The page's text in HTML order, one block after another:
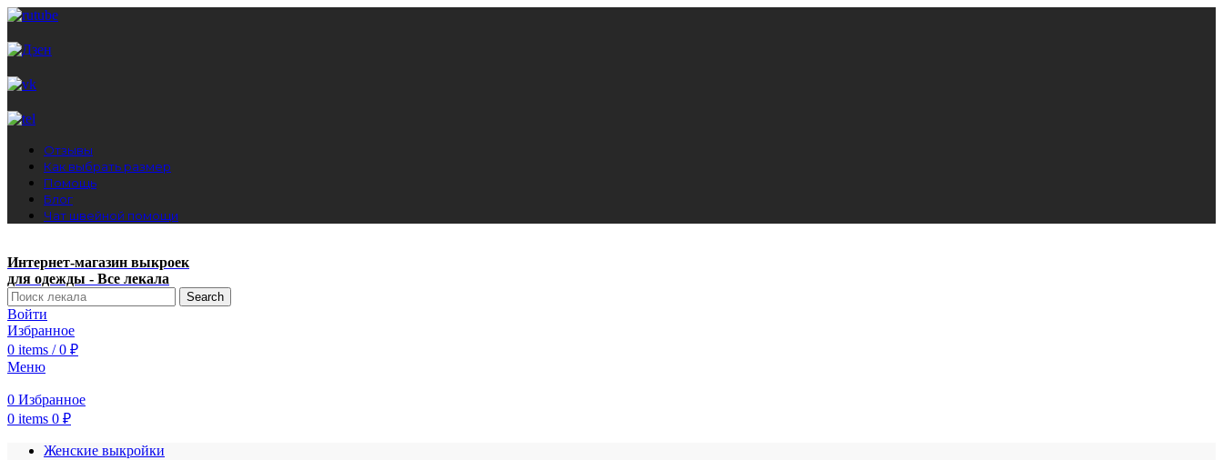
Отзывы
Как выбрать размер
Помощь
Блог
Чат швейной помощи
Интернет-магазин выкроек
для одежды - Все лекала
Search
Войти
Избранное
0 items / 0 ₽
Меню
0 Избранное
0 items 0 ₽
Женские выкройки